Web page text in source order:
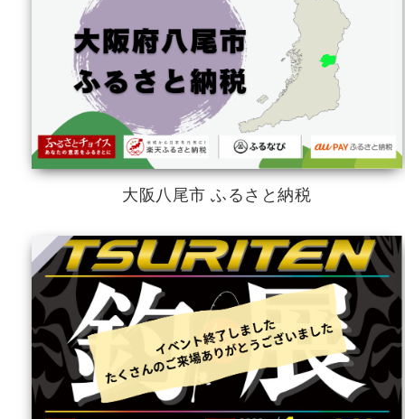
大阪八尾市 ふるさと納税